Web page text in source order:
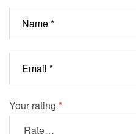
Your rating *